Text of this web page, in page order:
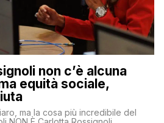
non c’è alcuna
equità sociale,
ma la cosa più incredibile del